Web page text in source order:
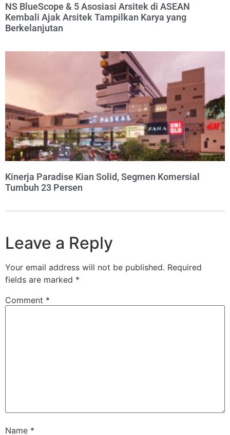
NS BlueScope & 5 Asosiasi Arsitek di ASEAN
Kembali Ajak Arsitek Tampilkan Karya yang
Berkelanjutan
Kinerja Paradise Kian Solid, Segmen Komersial
Tumbuh 23 Persen
Leave a Reply
Your email address will not be published. Required
fields are marked *
Comment *
Name *